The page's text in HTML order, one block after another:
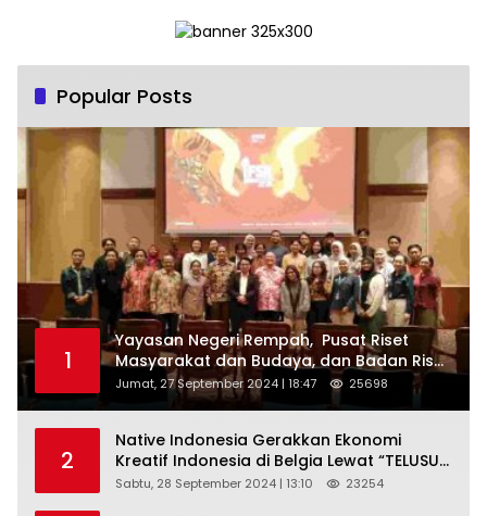
Sastra.
Popular Posts
1
Yayasan Negeri Rempah, Pusat Riset
Masyarakat dan Budaya, dan Badan Riset
dan Inovasi Nasional ( BRIN ) Sukses
Gelar International Forum on Spice
Jumat, 27 September 2024 | 18:47 25698
2
Native Indonesia Gerakkan Ekonomi
Kreatif Indonesia di Belgia Lewat “TELUSUR
Kain Indonesia”
Sabtu, 28 September 2024 | 13:10 23254